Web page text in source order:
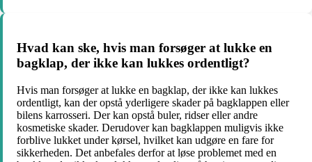
Hvad kan ske, hvis man forsøger at lukke en
bagklap, der ikke kan lukkes ordentligt?
Hvis man forsøger at lukke en bagklap, der ikke kan lukkes
ordentligt, kan der opstå yderligere skader på bagklappen eller
bilens karrosseri. Der kan opstå buler, ridser eller andre
kosmetiske skader. Derudover kan bagklappen muligvis ikke
forblive lukket under kørsel, hvilket kan udgøre en fare for
sikkerheden. Det anbefales derfor at løse problemet med en